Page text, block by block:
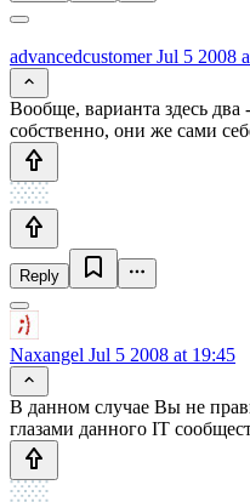
advancedcustomerJul 5 2008
Вообще, варианта здесь два
собственно, они же сами
Reply
Naxangel Jul 5 2008 at 19:45
В данном случае Вы не
глазами данного IT